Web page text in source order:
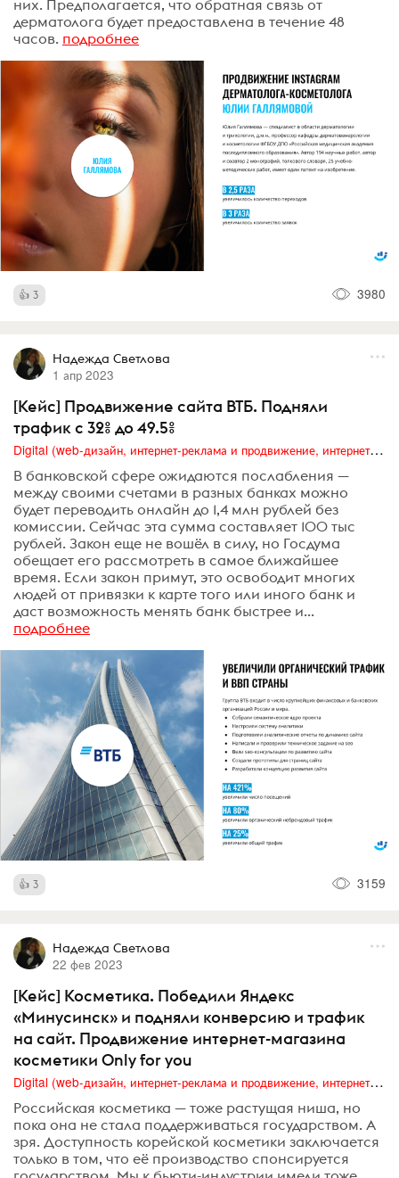
них. Предполагается, что обратная связь от
дерматолога будет предоставлена ​​в течение 48
часов. подробнее
3 3980
Надежда Светлова
1 апр 2023
[Кейс] Продвижение сайта ВТБ. Подняли
трафик с 32% до 49.5%
Digital (web-дизайн, интернет-реклама и продвижение, интернет-сообщества и блоги, интернет-коммуникации, мобильный маркетинг, реклама на цифровых экранах)
В банковской сфере ожидаются послабления —
между своими счетами в разных банках можно
будет переводить онлайн до 1,4 млн рублей без
комиссии. Сейчас эта сумма составляет 100 тыс
рублей. Закон еще не вошёл в силу, но Госдума
обещает его рассмотреть в самое ближайшее
время. Если закон примут, это освободит многих
людей от привязки к карте того или иного банк и
даст возможность менять банк быстрее и...
подробнее
3 3159
Надежда Светлова
22 фев 2023
[Кейс] Косметика. Победили Яндекс
«Минусинск» и подняли конверсию и трафик
на сайт. Продвижение интернет-магазина
косметики Only for you
Digital (web-дизайн, интернет-реклама и продвижение, интернет-сообщества и блоги, интернет-коммуникации, мобильный маркетинг, реклама на цифровых экранах)
Российская косметика — тоже растущая ниша, но
пока она не стала поддерживаться государством. А
зря. Доступность корейской косметики заключается
только в том, что её производство спонсируется